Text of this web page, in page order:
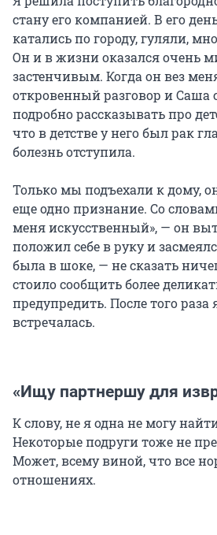
стану его компанией. В его
катались по городу, гуляли,
Он и в жизни оказался очень
застенчивым. Когда он вез
откровенный разговор и Саша
подробно рассказывать про
что в детстве у него был рак
болезнь отступила.
Только мы подъехали к дому,
еще одно признание. Со
меня искусственный», — он
положил себе в руку и
была в шоке, — не сказать
стоило сообщить более
предупредить. После того
встречалась.
«Ищу партнершу для
К слову, не я одна не могу
Некоторые подруги тоже не
Может, всему виной, что все
отношениях.